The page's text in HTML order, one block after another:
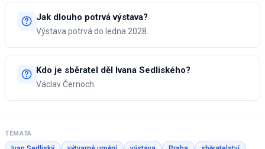
Jak dlouho potrvá výstava?
Výstava potrvá do ledna 2028.
Kdo je sběratel děl Ivana Sedliského?
Václav Černoch.
TÉMATA